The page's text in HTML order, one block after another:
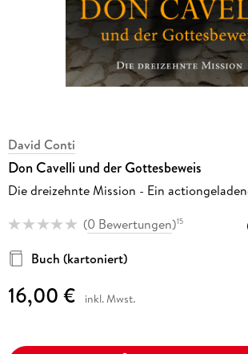
David Conti
Don Cavelli und der Gottesbeweis
Die dreizehnte Mission - Ein
(0 Bewertungen)15
Buch (kartoniert)
16,00 € inkl. Mwst.